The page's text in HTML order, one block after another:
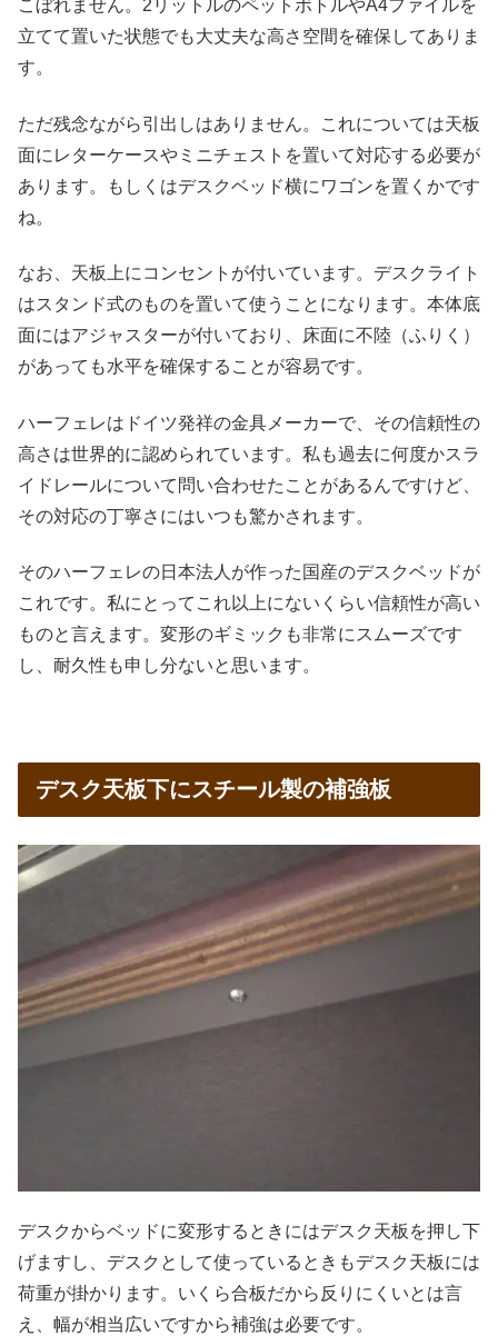
こぼれません。2リットルのペットボトルやA4ファイルを
立てて置いた状態でも大丈夫な高さ空間を確保してありま
す。
ただ残念ながら引出しはありません。これについては天板
面にレターケースやミニチェストを置いて対応する必要が
あります。もしくはデスクベッド横にワゴンを置くかです
ね。
なお、天板上にコンセントが付いています。デスクライト
はスタンド式のものを置いて使うことになります。本体底
面にはアジャスターが付いており、床面に不陸（ふりく）
があっても水平を確保することが容易です。
ハーフェレはドイツ発祥の金具メーカーで、その信頼性の
高さは世界的に認められています。私も過去に何度かスラ
イドレールについて問い合わせたことがあるんですけど、
その対応の丁寧さにはいつも驚かされます。
そのハーフェレの日本法人が作った国産のデスクベッドが
これです。私にとってこれ以上にないくらい信頼性が高い
ものと言えます。変形のギミックも非常にスムーズです
し、耐久性も申し分ないと思います。
デスク天板下にスチール製の補強板
デスクからベッドに変形するときにはデスク天板を押し下
げますし、デスクとして使っているときもデスク天板には
荷重が掛かります。いくら合板だから反りにくいとは言
え、幅が相当広いですから補強は必要です。